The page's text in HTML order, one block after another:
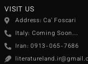
VISIT US
Address: Ca' Foscari
Italy: Coming Soon...
Iran: 0913-065-7686